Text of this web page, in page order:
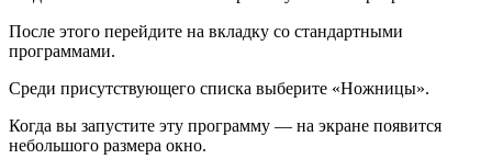
После этого перейдите на вкладку со стандартными
программами.
Среди присутствующего списка выберите «Ножницы».
Когда вы запустите эту программу — на экране появится
небольшого размера окно.